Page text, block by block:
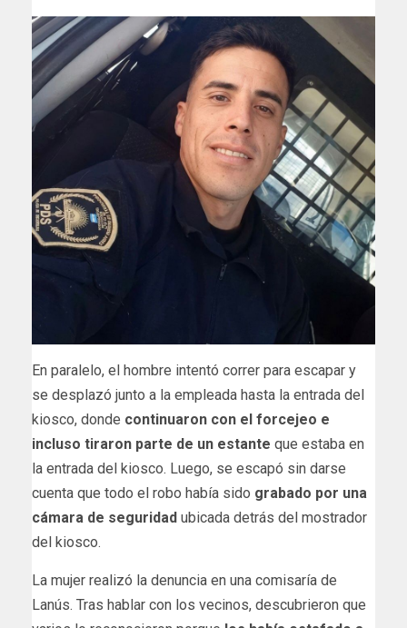
En paralelo, el hombre intentó correr para escapar y
se desplazó junto a la empleada hasta la entrada del
kiosco, donde continuaron con el forcejeo e
incluso tiraron parte de un estante que estaba en
la entrada del kiosco. Luego, se escapó sin darse
cuenta que todo el robo había sido grabado por una
cámara de seguridad ubicada detrás del mostrador
del kiosco.
La mujer realizó la denuncia en una comisaría de
Lanús. Tras hablar con los vecinos, descubrieron que